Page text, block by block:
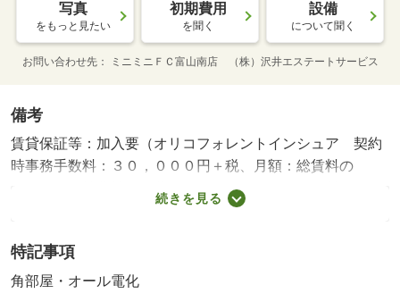
写真
をもっと見たい
初期費用
を聞く
設備
について聞く
お問い合わせ先 ミニミニＦＣ富山南店 （株）沢井エステートサービス
備考
賃貸保証等：加入要（オリコフォレントインシュア 契約
時事務手数料：３０，０００円＋税、月額：総賃料の
２％）・維持費等：町費７００円／月・ＣＡＴＶ料５５０
円／月・緊急サポート１，３２０円／月・積水ハウスのシ
ニタ付ドアホン、対面キッチン（ＩＨ）、追い焚き、浴室
乾燥機、室内物干し、エアコン、高遮音床システム「ＳＨ
続きを見る
特記事項
角部屋・オール電化